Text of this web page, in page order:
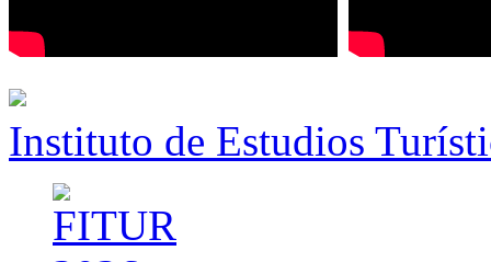
Instituto de Estudios